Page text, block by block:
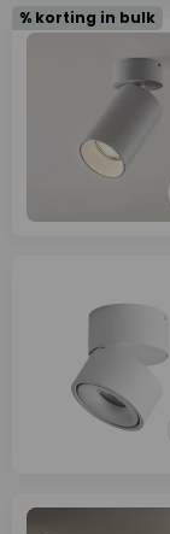
% korting in bulk